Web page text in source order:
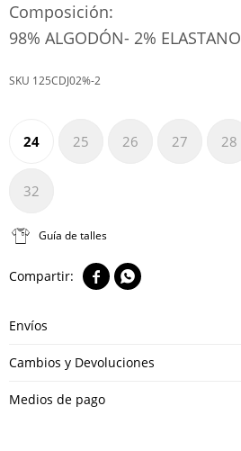
Composición:
98% ALGODÓN- 2% ELASTANO
125CDJ02%-2
24 25 26 27 28
32
Guía de talles
 
Envíos
Cambios y Devoluciones
Medios de pago